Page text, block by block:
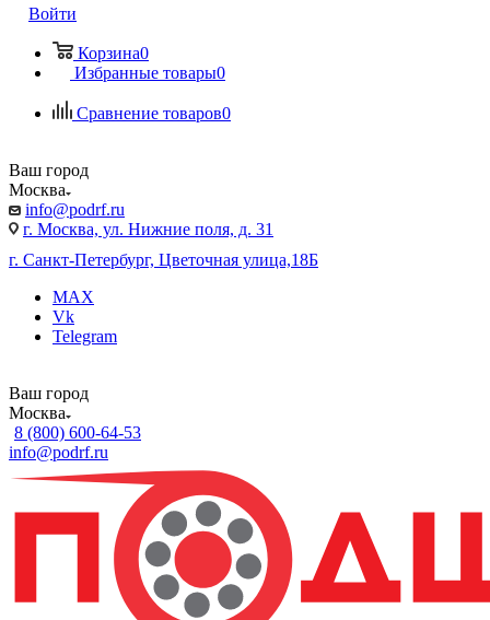
Войти
Корзина0
Избранные товары0
Сравнение товаров0
Ваш город
Москва
info@podrf.ru
г. Москва, ул. Нижние поля, д. 31
г. Санкт-Петербург, Цветочная улица,18Б
MAX
Vk
Telegram
Ваш город
Москва
8 (800) 600-64-53
info@podrf.ru